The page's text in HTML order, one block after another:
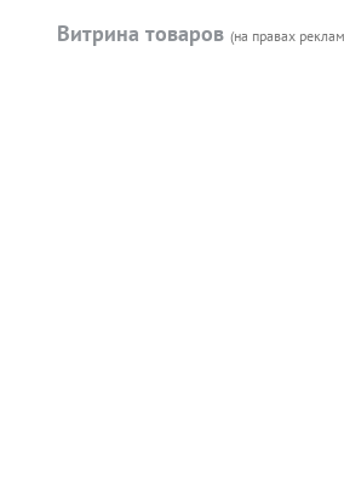
Витрина товаров (на правах